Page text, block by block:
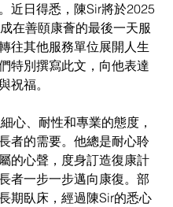
近日得悉，陳Sir將於2025
在善頤康薈的最後一天服
往其他服務單位展開人生
特別撰寫此文，向他表達
祝福。
心、耐性和專業的態度，
者的需要。他總是耐心聆
的心聲，度身訂造復康計
者一步一步邁向康復。部
期臥床，經過陳Sir的悉心